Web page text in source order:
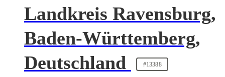
Landkreis Ravensburg,
Baden-Württemberg,
Deutschland
#13388